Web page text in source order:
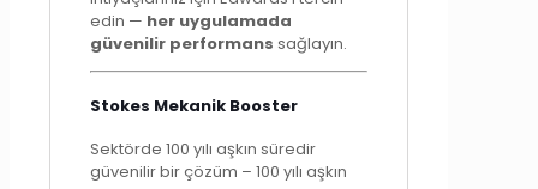
edin — her uygulamada
güvenilir performans sağlayın.
Stokes Mekanik Booster
Sektörde 100 yılı aşkın süredir
güvenilir bir çözüm – 100 yılı aşkın